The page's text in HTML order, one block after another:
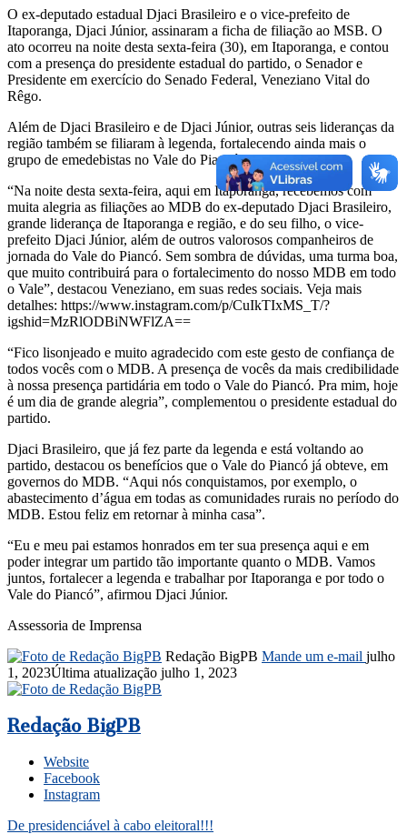
O ex-deputado estadual Djaci Brasileiro e o vice-prefeito de
Itaporanga, Djaci Júnior, assinaram a ficha de filiação ao MSB. O
ato ocorreu na noite desta sexta-feira (30), em Itaporanga, e contou
com a presença do presidente estadual do partido, o Senador e
Presidente em exercício do Senado Federal, Veneziano Vital do
Rêgo.
Além de Djaci Brasileiro e de Djaci Júnior, outras seis lideranças da
região também se filiaram à legenda, fortalecendo ainda mais o
grupo de emedebistas no Vale do Piancó.
“Na noite desta sexta-feira, aqui em Itaporanga, recebemos com
muita alegria as filiações ao MDB do ex-deputado Djaci Brasileiro,
grande liderança de Itaporanga e região, e do seu filho, o vice-
prefeito Djaci Júnior, além de outros valorosos companheiros de
jornada do Vale do Piancó. Sem sombra de dúvidas, uma turma boa,
que muito contribuirá para o fortalecimento do nosso MDB em todo
o Vale”, destacou Veneziano, em suas redes sociais. Veja mais
detalhes: https://www.instagram.com/p/CuIkTIxMS_T/?
igshid=MzRlODBiNWFlZA==
“Fico lisonjeado e muito agradecido com este gesto de confiança de
todos vocês com o MDB. A presença de vocês da mais credibilidade
à nossa presença partidária em todo o Vale do Piancó. Pra mim, hoje
é um dia de grande alegria”, complementou o presidente estadual do
partido.
Djaci Brasileiro, que já fez parte da legenda e está voltando ao
partido, destacou os benefícios que o Vale do Piancó já obteve, em
governos do MDB. “Aqui nós conquistamos, por exemplo, o
abastecimento d’água em todas as comunidades rurais no período do
MDB. Estou feliz em retornar à minha casa”.
“Eu e meu pai estamos honrados em ter sua presença aqui e em
poder integrar um partido tão importante quanto o MDB. Vamos
juntos, fortalecer a legenda e trabalhar por Itaporanga e por todo o
Vale do Piancó”, afirmou Djaci Júnior.
Assessoria de Imprensa
Redação BigPB Mande um e-mail julho
1, 2023Última atualização julho 1, 2023
Redação BigPB
Website
Facebook
Instagram
De presidenciável à cabo eleitoral!!!